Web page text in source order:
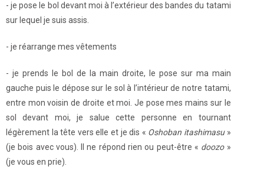
- je pose le bol devant moi à l’extérieur des bandes du tatami
sur lequel je suis assis.
- je réarrange mes vêtements
- je prends le bol de la main droite, le pose sur ma main
gauche puis le dépose sur le sol à l’intérieur de notre tatami,
entre mon voisin de droite et moi. Je pose mes mains sur le
sol devant moi, je salue cette personne en tournant
légèrement la tête vers elle et je dis « Oshoban itashimasu»
(je bois avec vous). Il ne répond rien ou peut-être « doozo»
(je vous en prie).